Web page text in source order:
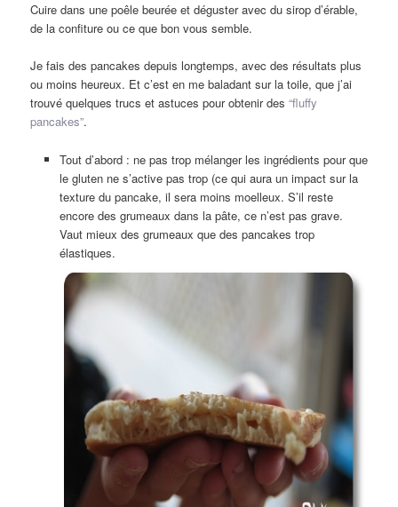
Cuire dans une poêle beurée et déguster avec du sirop d’érable,
de la confiture ou ce que bon vous semble.
Je fais des pancakes depuis longtemps, avec des résultats plus
ou moins heureux. Et c’est en me baladant sur la toile, que j’ai
trouvé quelques trucs et astuces pour obtenir des“fluffy
pancakes”.
Tout d’abord : ne pas trop mélanger les ingrédients pour que
le gluten ne s’active pas trop (ce qui aura un impact sur la
texture du pancake, il sera moins moelleux. S’il reste
encore des grumeaux dans la pâte, ce n’est pas grave.
Vaut mieux des grumeaux que des pancakes trop
élastiques.